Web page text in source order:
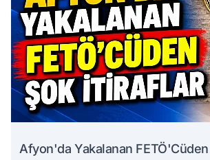
Afyon'da Yakalanan